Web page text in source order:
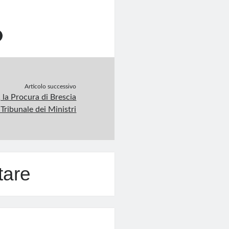
Articolo successivo
la Procura di Brescia
dei Ministri